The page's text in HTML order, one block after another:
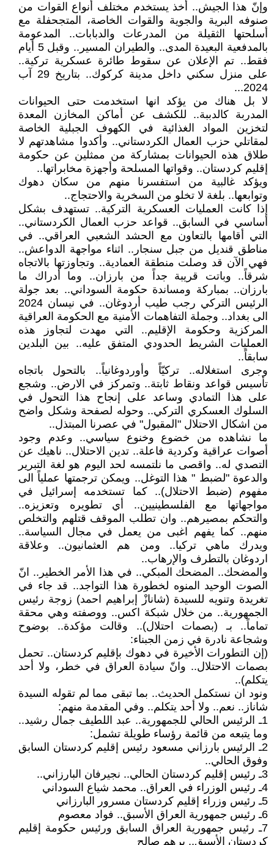
وإنّ هذا الجيش.. أخذ يستخدم مختلف أنواع القوات من
صنوفه البرية والجوية والقوات الخاصة، المتجحفلة مع
أسلحتها الثقيلة من المدرعات والدبابات.. المدعومة
بالمدفعية البعيدة المدى.. والطيران المسير.. وقبل 5 أيام
فقط.. تم الإعلان عن سقوط طائرة عسكرية تركية..
على منزل سكني داخل مدينة كركوك.. بتاريخ 29 آب
2024...
لا بل هناك من يؤكد انها استخدمت حتى الحيوانات
المدربة كالدببة.. للكشف عن أماكن المخازن المعدة
لتخزين المواد الغذائية في الكهوف الجبلية الخاصة
لمقاتلي حزب العمال الكردستاني.. وأكدوا مشاهدتهم لا
طلاق هذه الحيوانات بمشاركة من ممثلين عن حكومة
إقليم كردستان.. وقواتها المسلحة وأجهزة مخابراتها..
ويؤكد غالبية من استفسرنا منهم من سكان دهوك
وتوابعها.. بلغة لا تخلو من السخرية والاحتجاج..
إذا كانت العمليات العسكرية التركية.. تستهدف بشكل
أساسي في السابق.. قواعد حزب العمال الكردستاني..
التي أقامها بالتعاون مع الحشد الشعبي العراقي.. في
مناطق قنديل من جبل سنجار.. اثناء مواجهة الدواعش..
فهي الآن قد وصلت منطقة العمادية.. وتجاوزتها بالاتجاه
شرقاً.. وباتت قريبة جداً من بارزان.. وما أدراك ما
بارزان.. بمباركة ومساندة حكومة السوداني.. بعد جولة
الرئيس التركي رجب طيب أردوغان.. في نيسان 2024
الى بغداد.. وجملة التفاهمات الأمنية مع الحكومة العراقية
المركزية وحكومة الإقليم.. التي مهدت لتجاوز هذه
العمليات الشريط الحدودي المتفق عليه.. بين البلدين
سابقاً..
وجرى استغلاله.. تركيّاً وأوردوغانياً.. بالتحول باتجاه
تأسيس قواعد ونقاط ثابتة.. وتمركز في الارض.. وشجع
على هذا التمادي وساعد على إنجاح هذا التحول في
السلوك العسكري التركي.. وحوله لصفحة وشكل واضح
من اشكال الاحتلال "المقبول" في عصرنا المبتذل..
ما نشاهده من خضوع وخنوع سياسي.. وعدم وجود
أصوات عراقية وكردية فاعلة.. تدين الاحتلال.. ناهيك عن
التصدي له.. واقصى ما نلتمسه لحد اليوم هو لغة التبرير
والدعوة "لضبط " هذا التوغل.. ويمكن ترجمتها عملياً الى
مفهوم (ضبط الاحتلال).. كما تستخدمه إسرائيل في
مواجهاتها مع الفلسطينيين.. أي تطويره وتعزيزه..
والتحكم بمصيرهم.. وان تطلب الموقف قتلهم والتخلص
منهم.. كما يفهم اغبى من يعمل في مجال السياسة..
ويدرك ماهي تركيا.. ومن هم العثمانيون.. وعلاقة
اردوغان بالتطرف والإرهاب..
والمضحك.. المضحك المبكي.. في هذا الأمر الخطير.. انّ
الصوت الوحيد المنوه لخطورة هذا التواجد.. قد جاء في
تغريدة وتنويه للسيدة (شانازْ إبراهيم احمد) زوجة رئيس
الجمهورية.. من خلال شبكة اكس.. ووصفته وهي محقة
تماماً.. بـ (بصمات احتلال).. وقالت مؤكدة.. بوضوح
وشجاعة نادرة في زمن الجبناء:
(إن التطورات الأخيرة في دهوك بإقليم كردستان.. تحمل
بصمات الاحتلال.. وانّ سيادة العراق في خطر، ولا أحد
يتكلم)..
ونود ان نستكمل الحديث.. بما تبقى مما لم تقوله السيدة
شاناز.. نعم.. ولا أحد يتكلم.. وفي المقدمة منهم:
1ـ الرئيس الحالي للجمهورية.. عبد اللطيف جمال رشيد..
وما يتبعه من قائمة رؤساء طويلة تشمل:
2ـ الرئيس بارزاني مسعود رئيس إقليم كردستان السابق
وفوق الحالي..
3ـ رئيس إقليم كردستان الحالي.. نجيرفان البارزاني..
4ـ رئيس الوزراء في العراق.. محمد شياع السوداني
5ـ رئيس وزراء إقليم كردستان مسرور البارزاني
6ـ رئيس جمهورية العراق الأسبق.. فواد معصوم
7ـ رئيس جمهورية العراق السابق ورئيس حكومة إقليم
كردستان الأسبق.. برهم صالح